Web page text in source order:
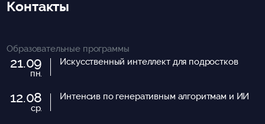
Контакты
Образовательные программы
21.09
пн.
Искусственный интеллект для подростков
12.08
ср.
Интенсив по генеративным алгоритмам и ИИ